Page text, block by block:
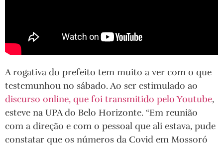
A rogativa do prefeito tem muito a ver com o que
testemunhou no sábado. Ao ser estimulado ao
discurso online, que foi transmitido pelo Youtube,
esteve na UPA do Belo Horizonte. “Em reunião
com a direção e com o pessoal que ali estava, pude
constatar que os números da Covid em Mossoró